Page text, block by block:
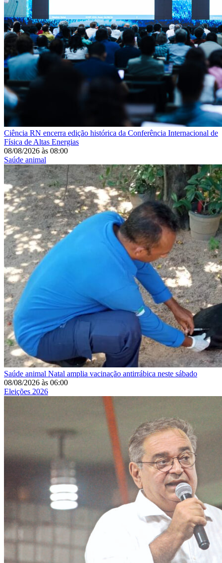
Ciência RN encerra edição histórica da Conferência Internacional de
Física de Altas Energias
08/08/2026 às 08:00
Saúde animal
Saúde animal Natal amplia vacinação antirrábica neste sábado
08/08/2026 às 06:00
Eleições 2026